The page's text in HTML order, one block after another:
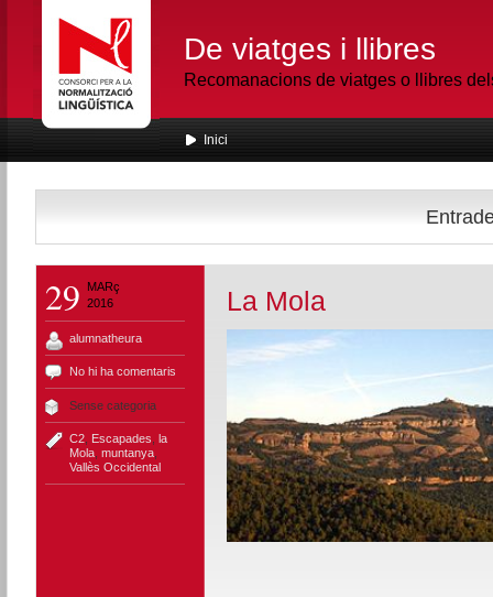
De viatges i llibres
Recomanacions de viatges o llibres
Inici
29
MARç
2016
alumnatheura
No hi ha comentaris
Sense categoria
C2, Escapades la
Mola, muntanya,
Vallès Occidental
La Mola